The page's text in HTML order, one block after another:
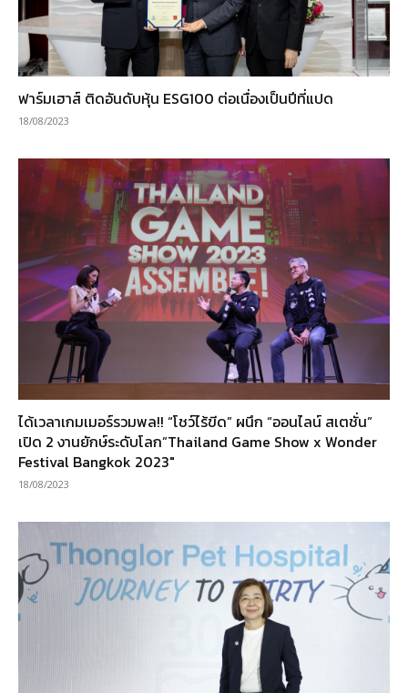
ฟาร์มเฮาส์ ติดอันดับหุ้น ESG100 ต่อเนื่องเป็นปีที่แปด
18/08/2023
ได้เวลาเกมเมอร์รวมพล!! “โชว์ไร้ขีด” ผนึก “ออนไลน์ สเตชั่น”
เปิด 2 งานยักษ์ระดับโลก”Thailand Game Show x Wonder
Festival Bangkok 2023″
18/08/2023